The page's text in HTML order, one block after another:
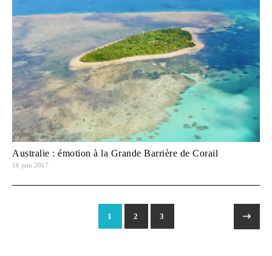
Australie : émotion à la Grande Barrière de Corail
16 juin 2017
1 2 3